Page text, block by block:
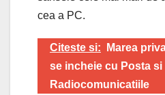
cea a PC.
Citeste si:
Marea
se incheie cu Posta si
Radiocomunicatiile